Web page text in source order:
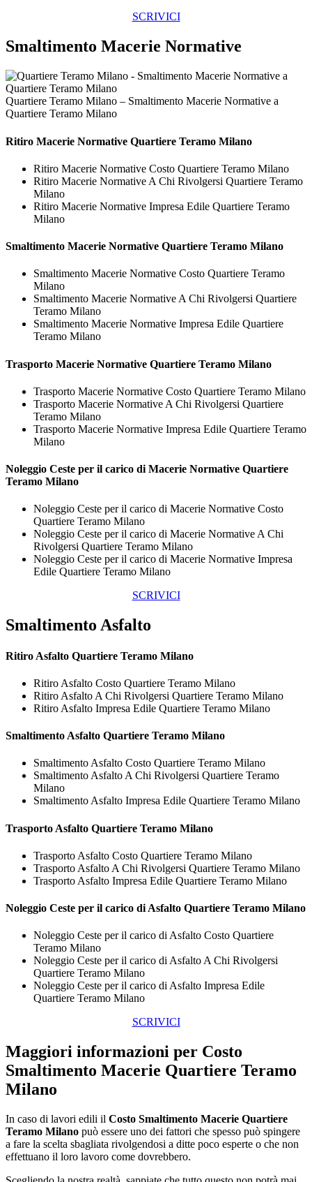
SCRIVICI
Smaltimento Macerie Normative
Quartiere Teramo Milano – Smaltimento Macerie Normative a
Quartiere Teramo Milano
Ritiro Macerie Normative Quartiere Teramo Milano
Ritiro Macerie Normative Costo Quartiere Teramo Milano
Ritiro Macerie Normative A Chi Rivolgersi Quartiere Teramo
Milano
Ritiro Macerie Normative Impresa Edile Quartiere Teramo
Milano
Smaltimento Macerie Normative Quartiere Teramo Milano
Smaltimento Macerie Normative Costo Quartiere Teramo
Milano
Smaltimento Macerie Normative A Chi Rivolgersi Quartiere
Teramo Milano
Smaltimento Macerie Normative Impresa Edile Quartiere
Teramo Milano
Trasporto Macerie Normative Quartiere Teramo Milano
Trasporto Macerie Normative Costo Quartiere Teramo Milano
Trasporto Macerie Normative A Chi Rivolgersi Quartiere
Teramo Milano
Trasporto Macerie Normative Impresa Edile Quartiere Teramo
Milano
Noleggio Ceste per il carico di Macerie Normative Quartiere
Teramo Milano
Noleggio Ceste per il carico di Macerie Normative Costo
Quartiere Teramo Milano
Noleggio Ceste per il carico di Macerie Normative A Chi
Rivolgersi Quartiere Teramo Milano
Noleggio Ceste per il carico di Macerie Normative Impresa
Edile Quartiere Teramo Milano
SCRIVICI
Smaltimento Asfalto
Ritiro Asfalto Quartiere Teramo Milano
Ritiro Asfalto Costo Quartiere Teramo Milano
Ritiro Asfalto A Chi Rivolgersi Quartiere Teramo Milano
Ritiro Asfalto Impresa Edile Quartiere Teramo Milano
Smaltimento Asfalto Quartiere Teramo Milano
Smaltimento Asfalto Costo Quartiere Teramo Milano
Smaltimento Asfalto A Chi Rivolgersi Quartiere Teramo
Milano
Smaltimento Asfalto Impresa Edile Quartiere Teramo Milano
Trasporto Asfalto Quartiere Teramo Milano
Trasporto Asfalto Costo Quartiere Teramo Milano
Trasporto Asfalto A Chi Rivolgersi Quartiere Teramo Milano
Trasporto Asfalto Impresa Edile Quartiere Teramo Milano
Noleggio Ceste per il carico di Asfalto Quartiere Teramo Milano
Noleggio Ceste per il carico di Asfalto Costo Quartiere
Teramo Milano
Noleggio Ceste per il carico di Asfalto A Chi Rivolgersi
Quartiere Teramo Milano
Noleggio Ceste per il carico di Asfalto Impresa Edile
Quartiere Teramo Milano
SCRIVICI
Maggiori informazioni per Costo
Smaltimento Macerie Quartiere Teramo
Milano
In caso di lavori edili il Costo Smaltimento Macerie Quartiere
Teramo Milano può essere uno dei fattori che spesso può spingere
a fare la scelta sbagliata rivolgendosi a ditte poco esperte o che non
effettuano il loro lavoro come dovrebbero.